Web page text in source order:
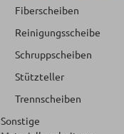
Fiberscheiben
Reinigungsscheibe
Schruppscheiben
Stützteller
Trennscheiben
Sonstige